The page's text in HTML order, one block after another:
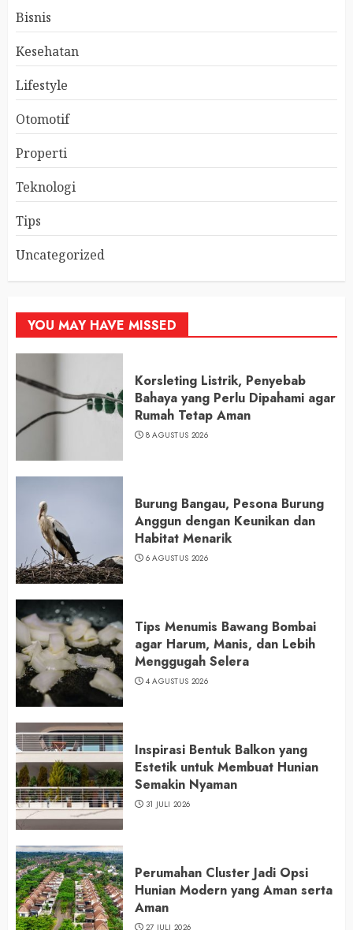
Bisnis
Kesehatan
Lifestyle
Otomotif
Properti
Teknologi
Tips
Uncategorized
YOU MAY HAVE MISSED
Korsleting Listrik, Penyebab
Bahaya yang Perlu Dipahami agar
Rumah Tetap Aman
8 AGUSTUS 2026
Burung Bangau, Pesona Burung
Anggun dengan Keunikan dan
Habitat Menarik
6 AGUSTUS 2026
Tips Menumis Bawang Bombai
agar Harum, Manis, dan Lebih
Menggugah Selera
4 AGUSTUS 2026
Inspirasi Bentuk Balkon yang
Estetik untuk Membuat Hunian
Semakin Nyaman
31 JULI 2026
Perumahan Cluster Jadi Opsi
Hunian Modern yang Aman serta
Aman
27 JULI 2026